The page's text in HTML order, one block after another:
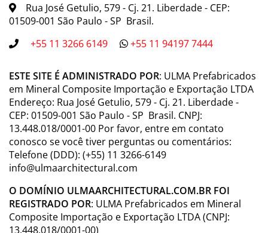
Rua José Getulio, 579 - Cj. 21. Liberdade - CEP:
01509-001 São Paulo - SP Brasil.
+55 11 3266 6149
+55 11 94197 7444
ESTE SITE É ADMINISTRADO POR: ULMA Prefabricados
em Mineral Composite Importação e Exportação LTDA
Endereço: Rua José Getulio, 579 - Cj. 21. Liberdade -
CEP: 01509-001 São Paulo - SP Brasil. CNPJ:
13.448.018/0001-00 Por favor, entre em contato
conosco se você tiver perguntas ou comentários:
Telefone (DDD): (+55) 11 3266-6149
info@ulmaarchitectural.com
O DOMÍNIO ULMAARCHITECTURAL.COM.BR FOI
REGISTRADO POR: ULMA Prefabricados em Mineral
Composite Importação e Exportação LTDA (CNPJ:
13.448.018/0001-00)